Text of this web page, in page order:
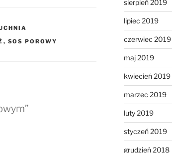
, SOS POROWY
sierpień 2019
lipiec 2019
czerwiec 2019
maj 2019
kwiecień 2019
marzec 2019
luty 2019
styczeń 2019
grudzień 2018